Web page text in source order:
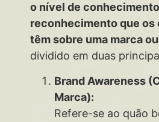
o nível de
reconhecimento que os
têm sobre uma marca
dividido em duas
Brand Awareness
Marca):
Refere-se ao quão